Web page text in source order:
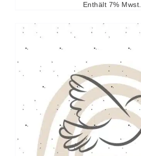
Enthält 7% Mwst.